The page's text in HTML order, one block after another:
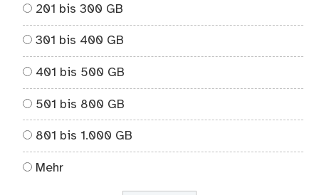
201 bis 300 GB
301 bis 400 GB
401 bis 500 GB
501 bis 800 GB
801 bis 1.000 GB
Mehr